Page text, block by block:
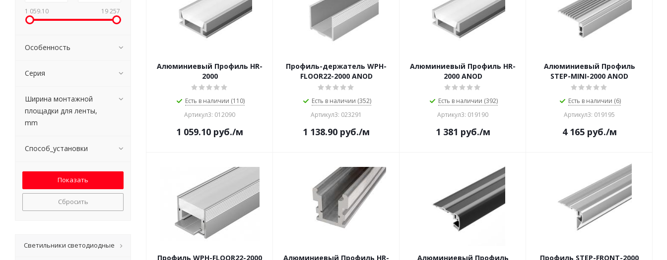
Алюминиевый Профиль HR-
2000
Есть в наличии (110)
Артикул3: 012090
1 059.10 руб./м
Профиль-держатель WPH-
FLOOR22-2000 ANOD
Есть в наличии (352)
Артикул3: 023291
1 138.90 руб./м
Алюминиевый Профиль HR-
2000 ANOD
Есть в наличии (392)
Артикул3: 019190
1 381 руб./м
Алюминиевый Профиль
STEP-MINI-2000 ANOD
Есть в наличии (6)
Артикул3: 019195
4 165руб./м
Профиль WPH-FLOOR22-2000
Алюминиевый Профиль HR-
Алюминиевый Профиль
Профиль STEP-FRONT-2000
1 059.10 19 257
Особенность
Серия
Ширина монтажной
площадки для ленты,
mm
Способ_установки
Сбросить
Светильники светодиодные